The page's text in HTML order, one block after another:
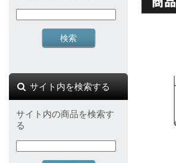
サイト内を検索する
サイト内の商品を検索す
る